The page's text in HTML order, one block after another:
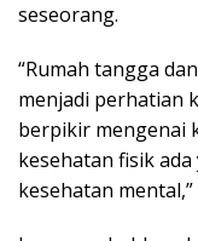
seseorang.
“Rumah tangga
menjadi perhatian
berpikir mengenai
kesehatan fisik
kesehatan